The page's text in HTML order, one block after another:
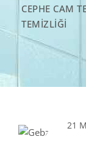
CEPHE CAM
TEMIZLIĞI
21